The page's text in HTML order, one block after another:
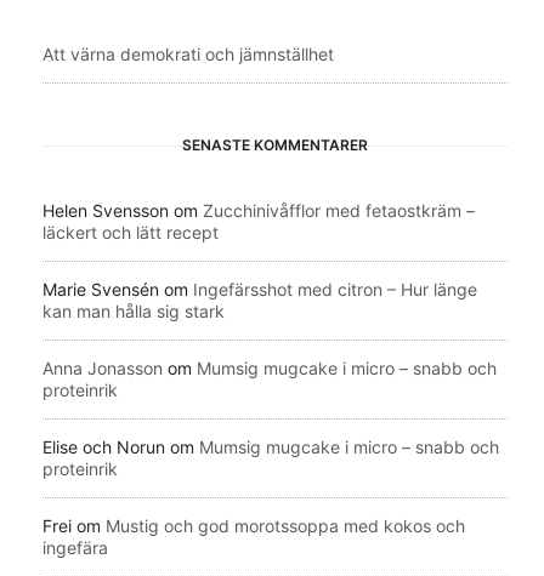
Att värna demokrati och jämnställhet
SENASTE KOMMENTARER
Helen Svensson om Zucchinivåfflor med fetaostkräm –
läckert och lätt recept
Marie Svensén om Ingefärsshot med citron – Hur länge
kan man hålla sig stark
Anna Jonasson om Mumsig mugcake i micro – snabb och
proteinrik
Elise och Norun om Mumsig mugcake i micro – snabb och
proteinrik
Frei om Mustig och god morotssoppa med kokos och
ingefära